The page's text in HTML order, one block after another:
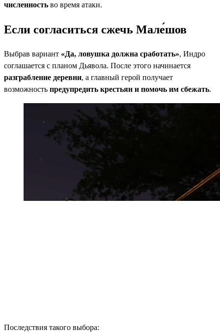
численность во время атаки.
Если согласиться сжечь Мале́шов
Выбрав вариант «Да, ловушка должна сработать», Индро
соглашается с планом Дьявола. После этого начинается
разграбление деревни, а главный герой получает
возможность предупредить крестьян и помочь им сбежать.
Последствия такого выбора: